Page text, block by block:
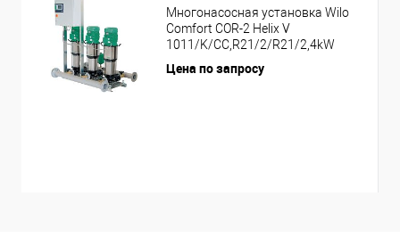
Многонасосная установка Wilo
Comfort COR-2 Helix V
1011/K/CC,R21/2/R21/2,4kW
Цена по запросу